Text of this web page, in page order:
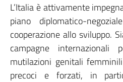
L’Italia è attivamente
piano diplomatico-
cooperazione allo sviluppo.
campagne internazionali
mutilazioni genitali
precoci e forzati, in